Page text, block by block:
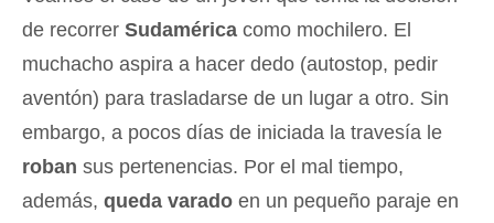
de recorrer Sudamérica como mochilero. El
muchacho aspira a hacer dedo (autostop, pedir
aventón) para trasladarse de un lugar a otro. Sin
embargo, a pocos días de iniciada la travesía le
roban sus pertenencias. Por el mal tiempo,
además, queda varado en un pequeño paraje en